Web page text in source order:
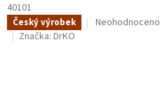
40101
Český výrobek
Průměrné
Neohodnoceno
Značka: DrKO